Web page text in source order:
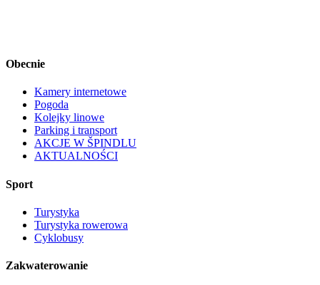
Obecnie
Kamery internetowe
Pogoda
Kolejky linowe
Parking i transport
AKCJE W ŠPINDLU
AKTUALNOŚCI
Sport
Turystyka
Turystyka rowerowa
Cyklobusy
Zakwaterowanie